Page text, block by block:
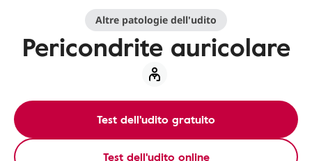
Altre patologie dell'udito
Pericondrite auricolare
Test dell'udito gratuito
Test dell'udito online